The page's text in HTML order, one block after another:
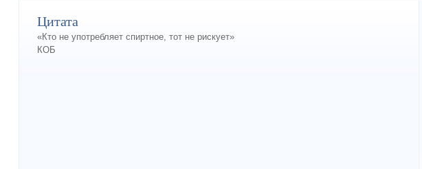
Цитата
«Кто не употребляет спиртное, тот не рискует»
КОБ